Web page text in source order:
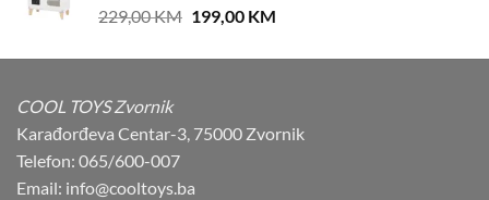
229,00KM Original
was:
199,00 KMCurrent
is:
COOL TOYS Zvornik
Karađorđeva Centar-3, 75000 Zvornik
Telefon: 065/600-007
Email: info@cooltoys.ba